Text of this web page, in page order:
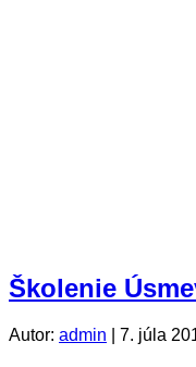
Školenie
Autor: admin 7. júla